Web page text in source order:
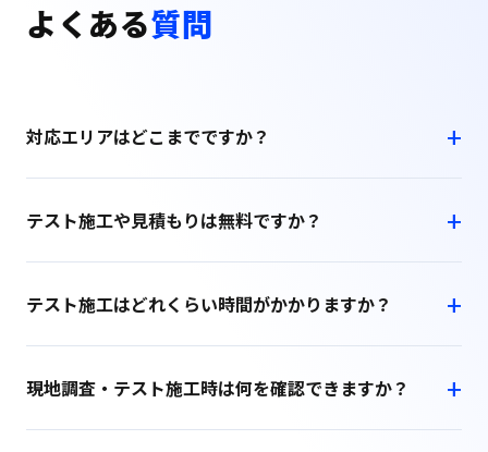
よくある質問
対応エリアはどこまでですか？
テスト施工や見積もりは無料ですか？
テスト施工はどれくらい時間がかかりますか？
現地調査・テスト施工時は何を確認できますか？